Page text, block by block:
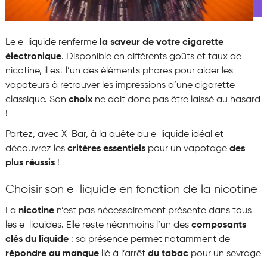
Le e-liquide renferme la saveur de votre cigarette
électronique. Disponible en différents goûts et taux de
nicotine, il est l’un des éléments phares pour aider les
vapoteurs à retrouver les impressions d’une cigarette
classique. Son choixne doit donc pas être laissé au hasard
!
Partez, avec X-Bar, à la quête du e-liquide idéal et
découvrez les critères essentielspour un vapotage des
plus réussis!
Choisir son e-liquide en fonction de la nicotine
La nicotinen’est pas nécessairement présente dans tous
les e-liquides. Elle reste néanmoins l’un des composants
clés du liquide: sa présence permet notamment de
répondre au manquelié à l’arrêt du tabac pour un sevrage